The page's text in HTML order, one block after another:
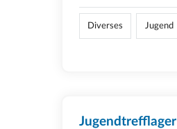
Diverses Jugend
Jugendtrefflager